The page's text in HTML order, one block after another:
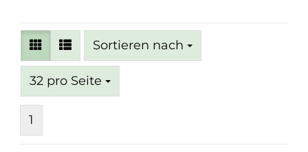
Sortieren nach
Sortieren nach
32 pro Seite
pro Seite
1